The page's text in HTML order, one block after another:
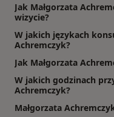
Jak Małgorzata
wizycie?
W jakich językach
Achremczyk?
Jak Małgorzata
W jakich godzinach
Achremczyk?
Małgorzata